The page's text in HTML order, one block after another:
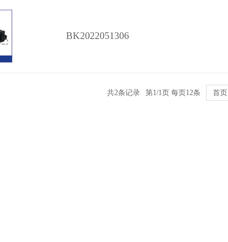
BK2022051306
共2条记录 第1/1页 每页12条 首页